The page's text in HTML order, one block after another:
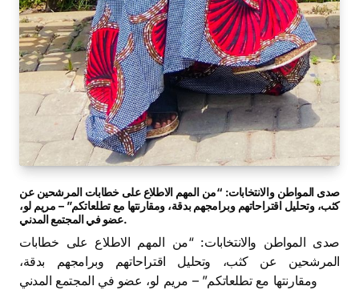
صدى المواطن والانتخابات: “من المهم الاطلاع على خطابات المرشحين عن
كثب، وتحليل اقتراحاتهم وبرامجهم بدقة، ومقارنتها مع تطلعاتكم” – مريم لو،
عضو في المجتمع المدني.
صدى المواطن والانتخابات: “من المهم الاطلاع على خطابات
المرشحين عن كثب، وتحليل اقتراحاتهم وبرامجهم بدقة،
ومقارنتها مع تطلعاتكم” – مريم لو، عضو في المجتمع المدني